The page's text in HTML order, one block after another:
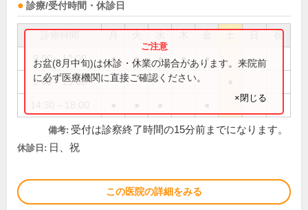
診療/受付時間・休診日
祝
9:00～12:00 ● ● ● ● ●
9:00～13:00
お盆(8月中旬)は休診・休業の場合があります。来院前
に必ず医療機関に直接ご確認ください。
×閉じる
備考: 受付は診察終了時間の15分前までになります。
休診日: 日、祝
この医院の詳細をみる